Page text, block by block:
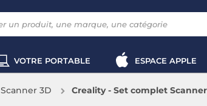
VOTRE PORTABLE ESPACE APPLE
Scanner 3D Creality - Set complet Scanner